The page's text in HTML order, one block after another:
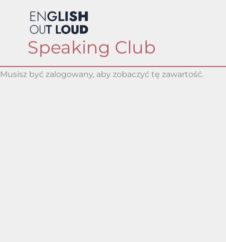
contentSpeaking Club
Musisz być zalogowany, aby zobaczyć tę zawartość.